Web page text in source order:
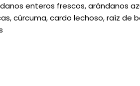
enteros frescos, arándanos
cúrcuma, cardo lechoso, raíz de